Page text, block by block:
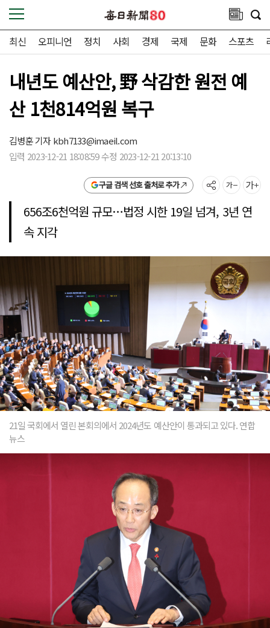
최신 오피니언 정치 사회 경제 국제 문화 스포츠
내년도 예산안, 野 삭감한 원전 예
산 1천814억원 복구
김병훈 기자kbh7133@imaeil.com
입력 2023-12-21 18:08:59 수정 2023-12-21 20:13:10
구글 검색 선호 출처로 추가
656조6천억원 규모…법정 시한 19일 넘겨, 3년 연
속 지각
21일 국회에서 열린 본회의에서 2024년도 예산안이 통과되고 있다. 연합
뉴스